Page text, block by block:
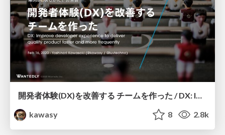
開発者体験(DX)を改善する チームを作った / DX: Improve developer experience to deliver quality product faster and more frequently
kawasy
8 2.8k